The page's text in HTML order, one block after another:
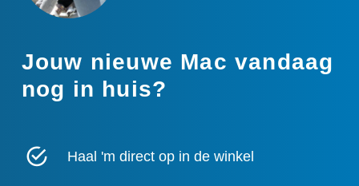
Jouw nieuwe Mac vandaag
nog in huis?
Haal 'm direct op in de winkel